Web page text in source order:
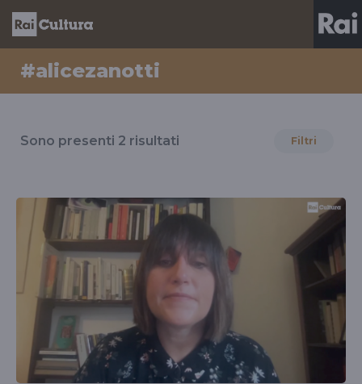
#alicezanotti
il
#alicezanotti
Sono presenti 2 risultati Filtri